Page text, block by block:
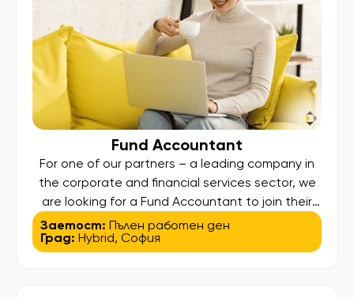
Fund Accountant
For one of our partners – a leading company in
the corporate and financial services sector, we
are looking for a Fund Accountant to join their
team. Key responsibilities: Prepare and review
monthly and quarterly NAV reports, including
Заетост: Пълен работен ден
Град: Hybrid, София